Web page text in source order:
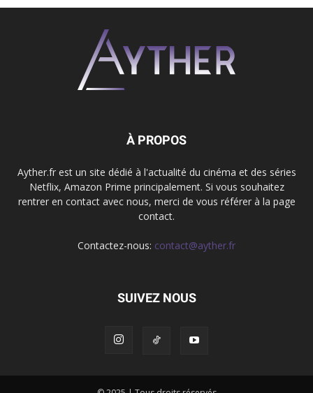
À PROPOS
Ayther.fr est un site dédié à l'actualité du cinéma et des séries
Netflix, Amazon Prime principalement. Si vous souhaitez
rentrer en contact avec nous, merci de vous référer à la page
contact.
Contactez-nous: contact@ayther.fr
SUIVEZ NOUS